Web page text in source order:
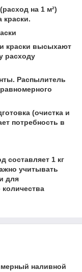
на 1 м²)
краски.
краски высыхают
расходу
Распылитель
(очистка и
потребность в
составляет 1 кг
учитывать
для
наливной